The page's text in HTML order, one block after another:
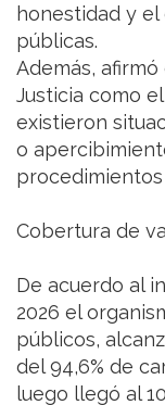
honestidad y
públicas.
Además,
Justicia como
existieron
o
Cobertura de
De acuerdo al
2026 el
públicos,
del 94,6% de
luego llegó al